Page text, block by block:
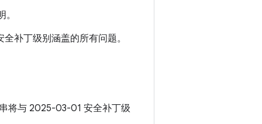
补丁级别涵盖的所有问题。
将与 2025-03-01 安全补丁级